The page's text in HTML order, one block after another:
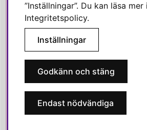
Vi värdesätter våra kunder högt och
om du har några frågor eller vill ha
010-35 00 610
Våra butiker
”Inställningar”. Du kan läsa mer
Integritetspolicy.
Inställningar
Godkänn och stäng
Endast nödvändiga